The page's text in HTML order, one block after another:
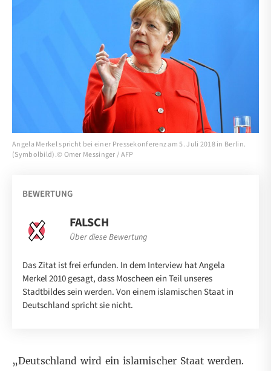
Angela Merkel spricht bei einer Pressekonferenz am 5. Juli 2018 in Berlin.
(Symbolbild).© Omer Messinger / AFP
BEWERTUNG
FALSCH
Über diese Bewertung
Das Zitat ist frei erfunden. In dem Interview hat Angela
Merkel 2010 gesagt, dass Moscheen ein Teil unseres
Stadtbildes sein werden. Von einem islamischen Staat in
Deutschland spricht sie nicht.
„Deutschland wird ein islamischer Staat werden.